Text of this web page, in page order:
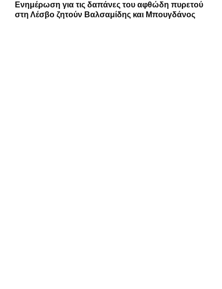
Ενημέρωση για τις δαπάνες του αφθώδη πυρετού
στη Λέσβο ζητούν Βαλσαμίδης και Μπουγδάνος